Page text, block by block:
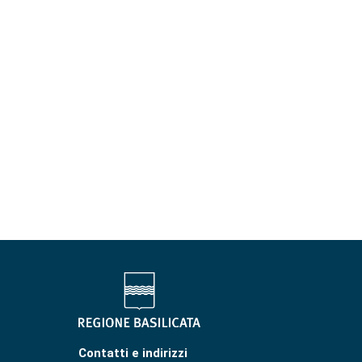
Contatti e indirizzi